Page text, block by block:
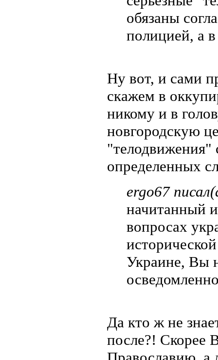
обязаны
полицией, а
Ну вот, и сами
скажем в
никому и в
новгородскую
"телодвижения"
определенных
ergo67
начитанный
вопросах
Украине, Вы
Да кто ж не
после?!